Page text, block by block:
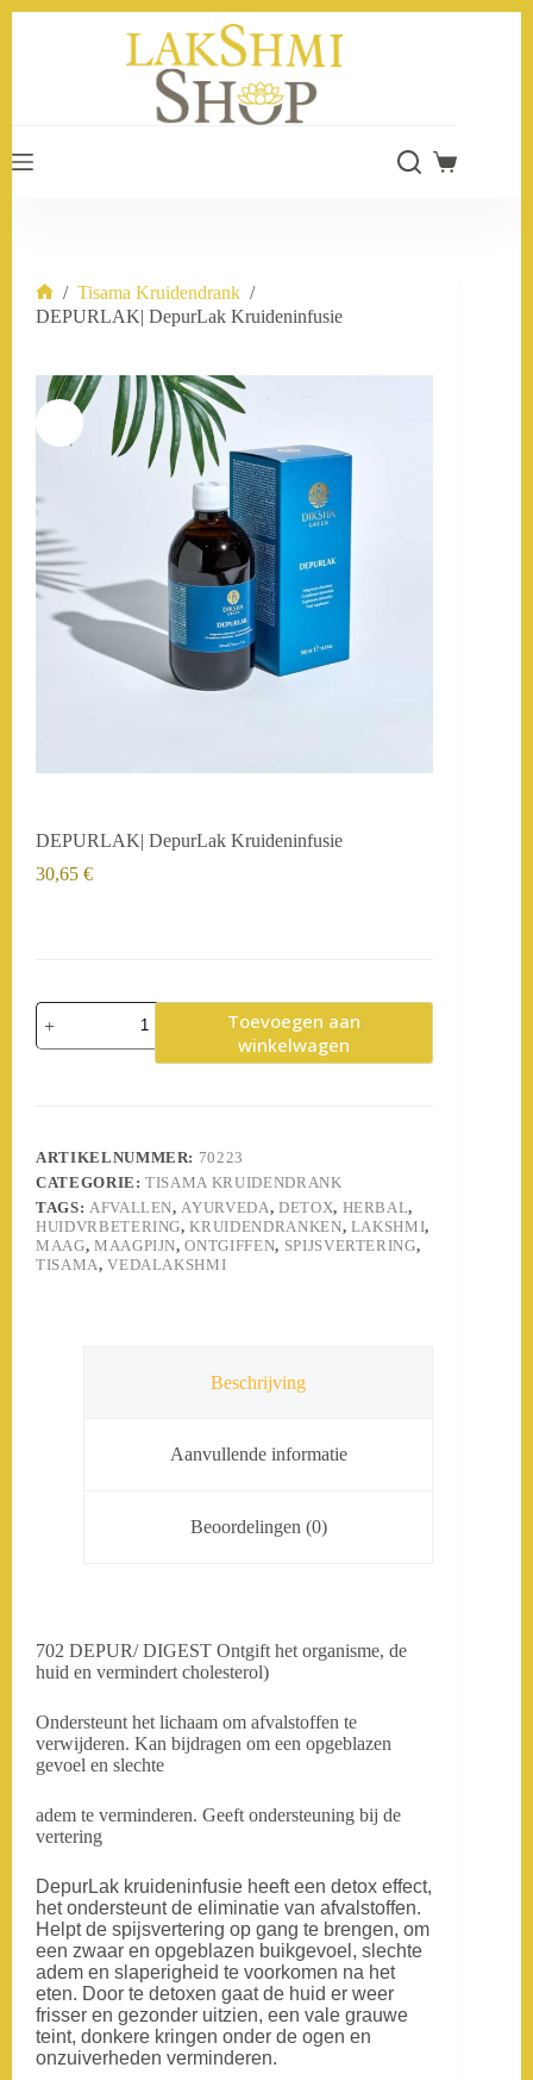
Home
/ Tisama Kruidendrank /
DEPURLAK| DepurLak Kruideninfusie
DEPURLAK| DepurLak Kruideninfusie
30,65 €
DEPURLAK|
DepurLak
Kruideninfusie
Toevoegen aan
winkelwagen
ARTIKELNUMMER: 70223
CATEGORIE:TISAMA KRUIDENDRANK
TAGS: AFVALLEN, AYURVEDA, DETOX, HERBAL,
HUIDVRBETERING,KRUIDENDRANKEN, LAKSHMI,
MAAG, MAAGPIJN,ONTGIFFEN, SPIJSVERTERING,
TISAMA,VEDALAKSHMI
Beschrijving
Aanvullende informatie
Beoordelingen (0)
702 DEPUR/ DIGEST Ontgift het organisme, de
huid en vermindert cholesterol)
Ondersteunt het lichaam om afvalstoffen te
verwijderen. Kan bijdragen om een opgeblazen
gevoel en slechte
adem te verminderen. Geeft ondersteuning bij de
vertering
DepurLak kruideninfusie heeft een detox effect,
het ondersteunt de eliminatie van afvalstoffen.
Helpt de spijsvertering op gang te brengen, om
een zwaar en opgeblazen buikgevoel, slechte
adem en slaperigheid te voorkomen na het
eten. Door te detoxen gaat de huid er weer
frisser en gezonder uitzien, een vale grauwe
teint, donkere kringen onder de ogen en
onzuiverheden verminderen.